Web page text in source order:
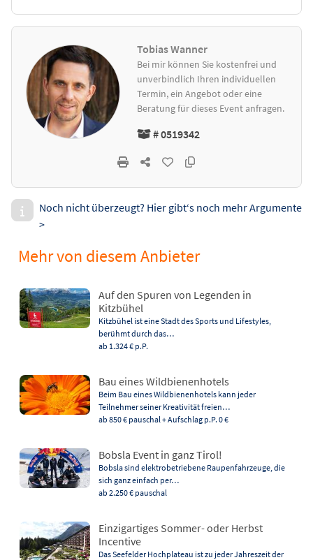
Tobias Wanner
Bei mir können Sie kostenfrei und
unverbindlich Ihren individuellen
Termin, ein Angebot oder eine
Beratung für dieses Event anfragen.
# 0519342
Noch nicht überzeugt? Hier gibt‘s noch mehr Argumente
>
Mehr von diesem Anbieter
Auf den Spuren von Legenden in
Kitzbühel
Kitzbühel ist eine Stadt des Sports und Lifestyles,
berühmt durch das…
ab 1.324 € p.P.
Bau eines Wildbienenhotels
Beim Bau eines Wildbienenhotels kann jeder
Teilnehmer seiner Kreativität freien…
ab 850 € pauschal + Aufschlag p.P. 0 €
Bobsla Event in ganz Tirol!
Bobsla sind elektrobetriebene Raupenfahrzeuge, die
sich ganz einfach per…
ab 2.250 € pauschal
Einzigartiges Sommer- oder Herbst
Incentive
Das Seefelder Hochplateau ist zu jeder Jahreszeit der